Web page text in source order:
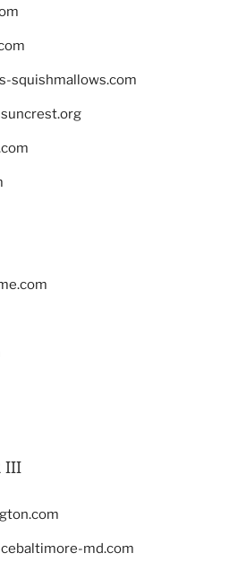
squishmallows.com
III
md.com